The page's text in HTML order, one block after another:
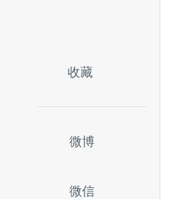
收藏
微博
微信